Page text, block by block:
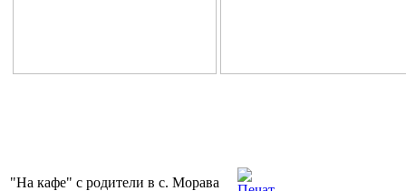
"На кафе" с родители в с. Морава